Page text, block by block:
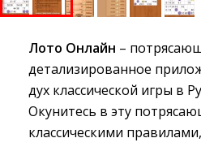
Лото Онлайн –
детализированное
дух классической игры в
Окунитесь в эту
классическими